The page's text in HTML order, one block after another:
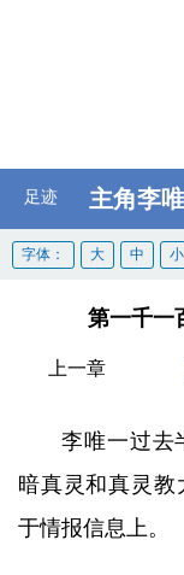
足迹 主角李
字体： 大 中 小
第一千一
上一章
李唯一过去
暗真灵和真灵
于情报信息上。